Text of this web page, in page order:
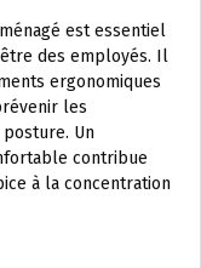
est essentiel
des employés. Il
ergonomiques
les
Un
contribue
à la concentration